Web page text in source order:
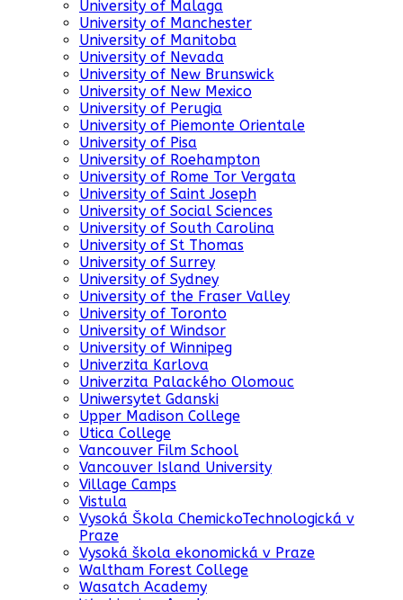
University of Malaga
University of Manchester
University of Manitoba
University of Nevada
University of New Brunswick
University of New Mexico
University of Perugia
University of Piemonte Orientale
University of Pisa
University of Roehampton
University of Rome Tor Vergata
University of Saint Joseph
University of Social Sciences
University of South Carolina
University of St Thomas
University of Surrey
University of Sydney
University of the Fraser Valley
University of Toronto
University of Windsor
University of Winnipeg
Univerzita Karlova
Univerzita Palackého Olomouc
Uniwersytet Gdanski
Upper Madison College
Utica College
Vancouver Film School
Vancouver Island University
Village Camps
Vistula
Vysoká Škola ChemickoTechnologická v
Praze
Vysoká škola ekonomická v Praze
Waltham Forest College
Wasatch Academy